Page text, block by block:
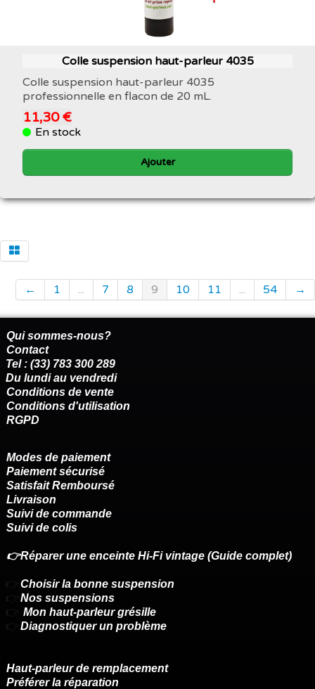
Colle suspension haut-parleur 4035
Colle suspension haut-parleur 4035
professionnelle en flacon de 20 mL.
11,30 €
En stock
Ajouter
← 1 ... 7 8 9 10 11 ... 54 →
Qui sommes-nous?
Contact
Tel : (33) 783 300 289
Du lundi au vendredi
Conditions de vente
Conditions d'utilisation
RGPD
Modes de paiement
Paiement sécurisé
Satisfait Remboursé
Livraison
Suivi de commande
Suivi de colis
👉Réparer une enceinte Hi-Fi vintage (Guide complet)
👉 Choisir la bonne suspension
👉 Nos suspensions
👉 Mon haut-parleur grésille
👉 Diagnostiquer un problème
Haut-parleur de remplacement
Préférer la réparation